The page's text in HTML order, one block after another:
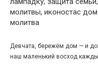
молитвы, иконостас
молитва
Девчата, бережём дом — и
наш маленький восход